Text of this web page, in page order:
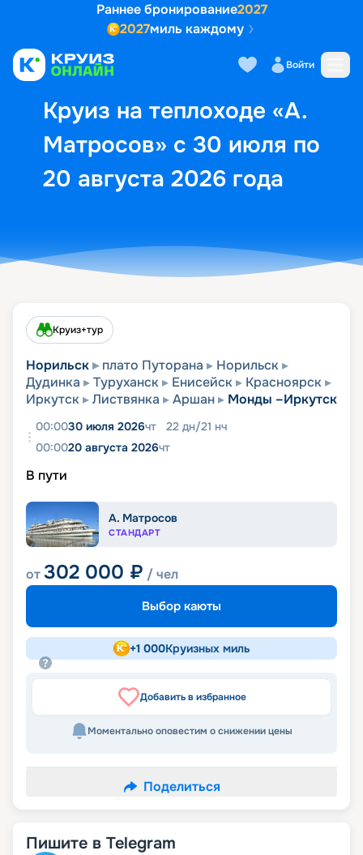
Раннее бронирование2027
2027миль каждому
Войти
Круиз на теплоходе «А.
Матросов» с 30 июля по
20 августа 2026 года
Выбор кают Маршрут и
Круиз+тур
Норильск плато Путорана
Норильск
Дудинка
Туруханск Енисейск
Красноярск
Иркутск
Листвянка Аршан Монды –Иркутск
00:0030 июля 2026чт 22 дн/21 нч
00:0020 августа 2026чт
В пути
А. Матросов
СТАНДАРТ
от302 000 ₽ / чел
Выбор каюты
+1 000Круизных миль
Добавить в избранное
Моментально оповестим о снижении цены
Поделиться
Пишите в Telegram